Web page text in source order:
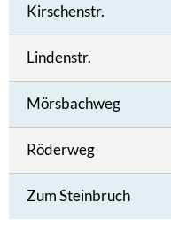
Kirschenstr.
Lindenstr.
Mörsbachweg
Röderweg
Zum Steinbruch